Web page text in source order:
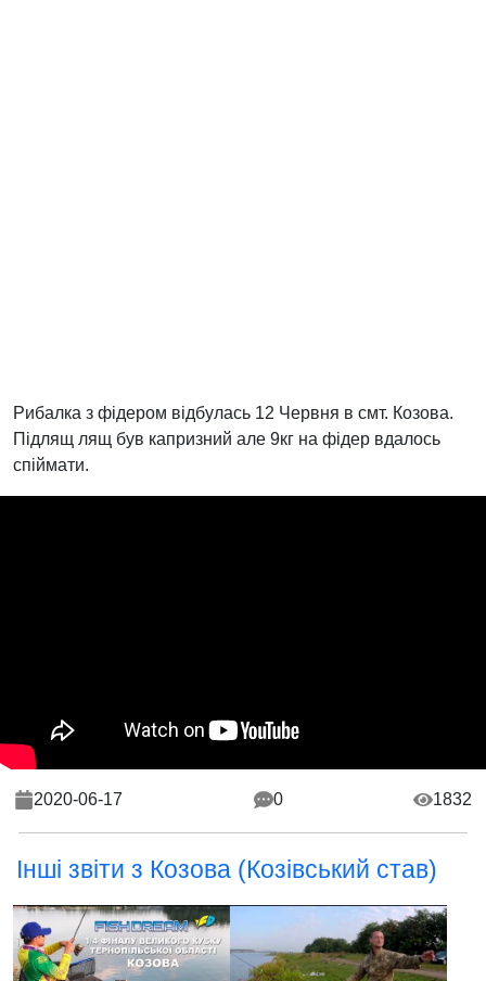
Рибалка з фідером відбулась 12 Червня в смт. Козова.
Підлящ лящ був капризний але 9кг на фідер вдалось
спіймати.
2020-06-17 0 1832
Інші звіти з Козова (Козівський став)